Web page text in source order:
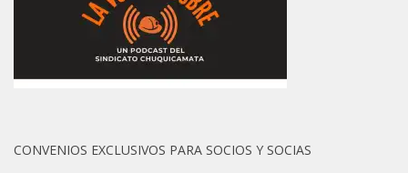
CONVENIOS EXCLUSIVOS PARA SOCIOS Y SOCIAS